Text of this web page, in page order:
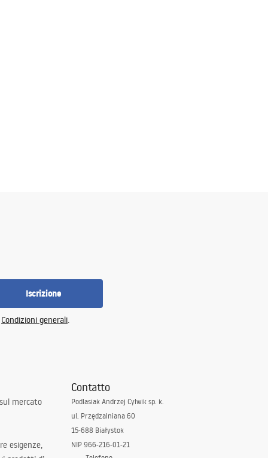
Iscrizione
Condizioni generali.
mercato
esigenze,
Contatto
Podlasiak Andrzej Cylwik sp. k.
ul. Przędzalniana 60
15-688 Białystok
NIP 966-216-01-21